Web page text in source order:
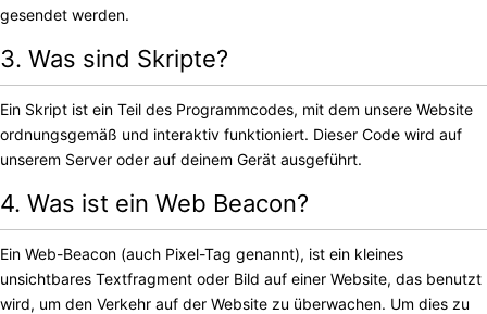
gesendet werden.
3. Was sind Skripte?
Ein Skript ist ein Teil des Programmcodes, mit dem unsere Website
ordnungsgemäß und interaktiv funktioniert. Dieser Code wird auf
unserem Server oder auf deinem Gerät ausgeführt.
4. Was ist ein Web Beacon?
Ein Web-Beacon (auch Pixel-Tag genannt), ist ein kleines
unsichtbares Textfragment oder Bild auf einer Website, das benutzt
wird, um den Verkehr auf der Website zu überwachen. Um dies zu